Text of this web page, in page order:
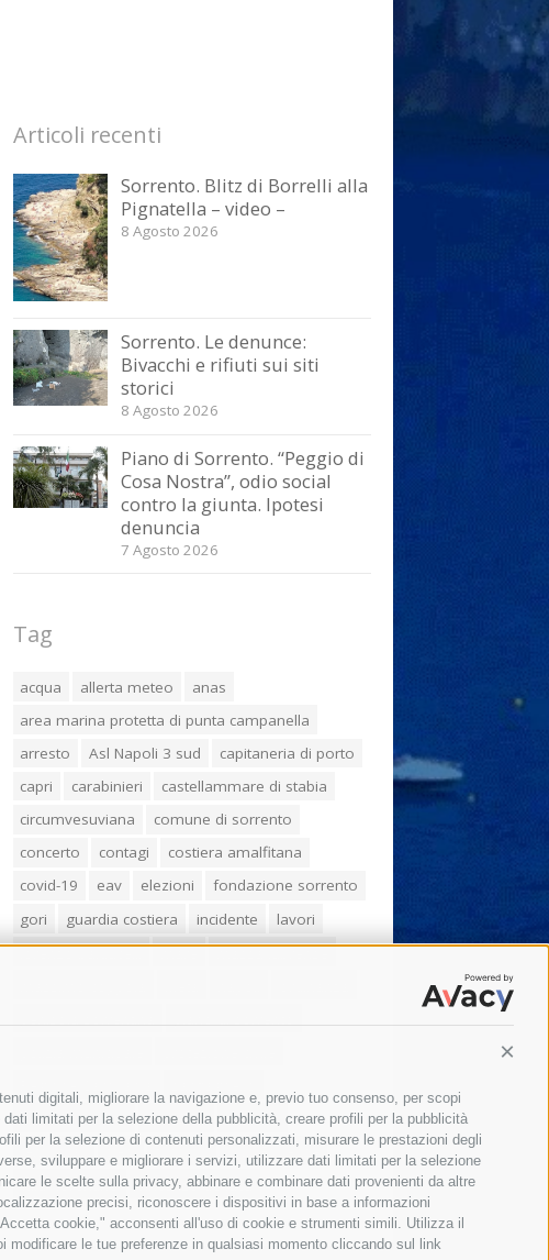
digitali, migliorare la navigazione e, previo tuo consenso, per scopi
limitati per la selezione della pubblicità, creare profili per la pubblicità
per la selezione di contenuti personalizzati, misurare le prestazioni degli
sviluppare e migliorare i servizi, utilizzare dati limitati per la selezione
le scelte sulla privacy, abbinare e combinare dati provenienti da altre
precisi, riconoscere i dispositivi in base a informazioni
cookie," acconsenti all'uso di cookie e strumenti simili. Utilizza il
le tue preferenze in qualsiasi momento cliccando sul link
Articoli recenti
Sorrento. Blitz di Borrelli alla
Pignatella – video –
8 Agosto 2026
Sorrento. Le denunce:
Bivacchi e rifiuti sui siti
storici
8 Agosto 2026
Piano di Sorrento. “Peggio di
Cosa Nostra”, odio social
contro la giunta. Ipotesi
denuncia
7 Agosto 2026
Tag
acqua allerta meteo
anas
area marina protetta di punta campanella
arresto
Asl Napoli 3 sud
capitaneria di porto
capri
carabinieri
castellammare di stabia
circumvesuviana
comune di sorrento
concerto
contagi
costiera amalfitana
covid-19
eav elezioni
fondazione sorrento
gori
guardia costiera incidente
lavori
lorenzo balducelli
mare
massa lubrense
sindaco cuomo
sorrento
studenti
temporali
treni turismo
Vico Equense
villa fiorentino
vincenzo de luca